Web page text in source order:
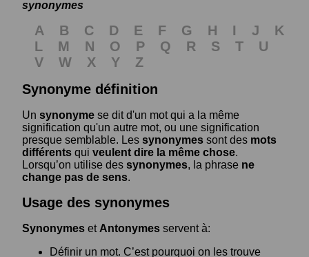
synonymes
A B C D E F G H I J
K
L
M N O P Q R S T
U
V
W X Y
Z
Synonyme définition
Un synonyme se dit d'un mot qui a la même
signification qu'un autre mot, ou une signification
presque semblable. Les synonymes sont des mots
différents qui veulent dire la même chose.
Lorsqu’on utilise des synonymes, la phrase ne
change pas de sens.
Usage des synonymes
Synonymes et Antonymes servent à:
Définir un mot. C’est pourquoi on les trouve